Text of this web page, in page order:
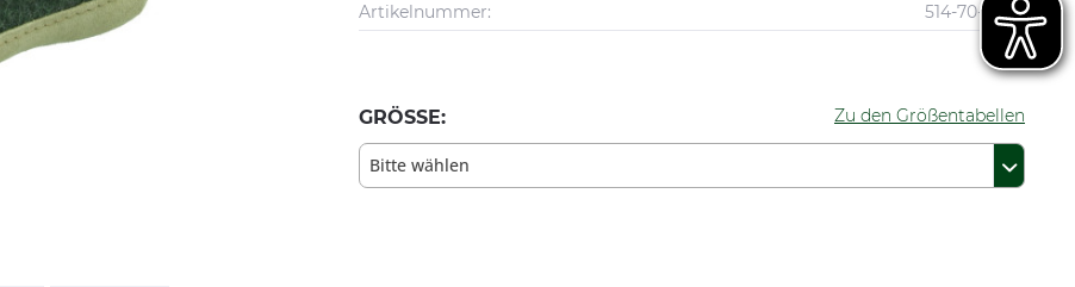
Artikelnummer:
514-70-0007
GRÖSSE: Zu den Größentabellen
Bitte wählen